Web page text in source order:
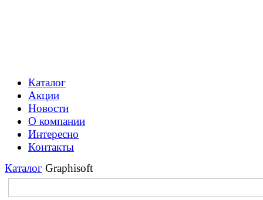
Каталог
Акции
Новости
О компании
Интересно
Контакты
Каталог Graphisoft